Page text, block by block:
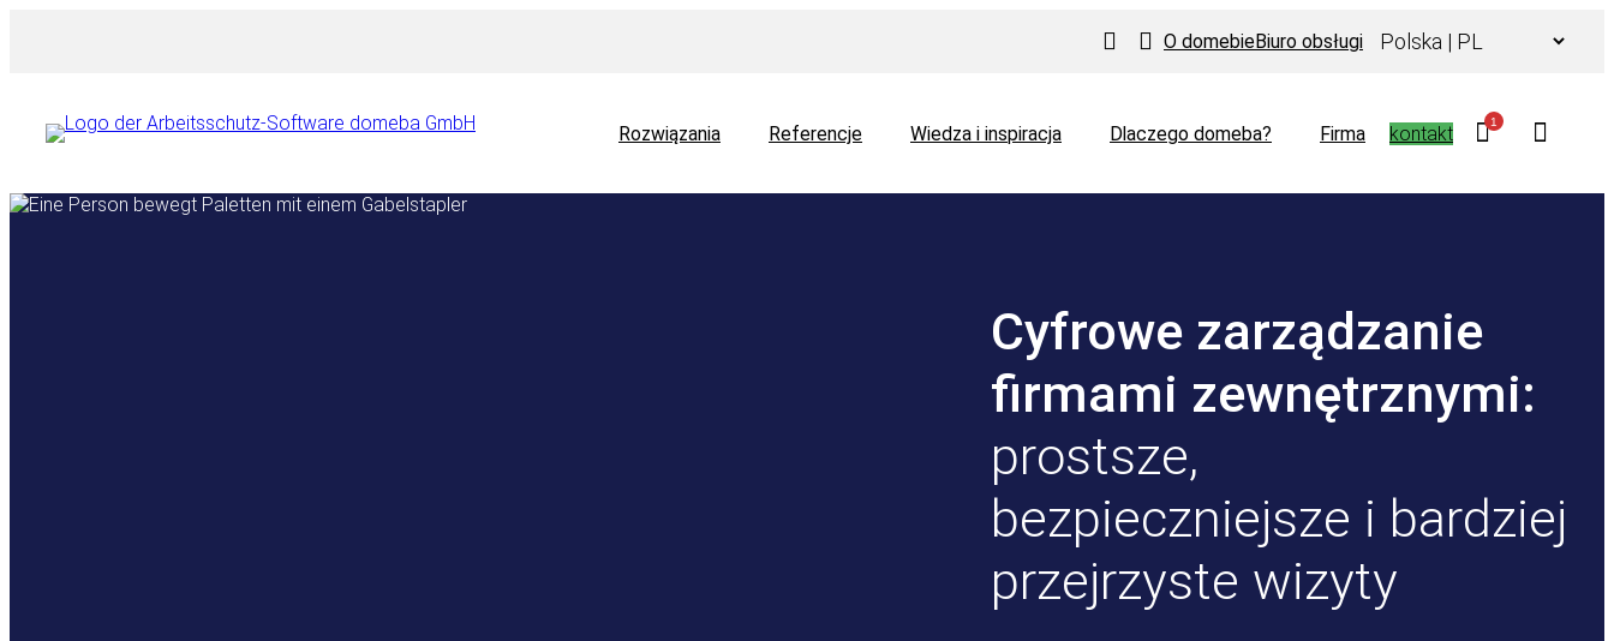
O domebieBiuro obsługijęzyk
Rozwiązania Referencje Wiedza i inspiracja Dlaczego domeba? Firma kontakt
1
Cyfrowe zarządzanie
firmami zewnętrznymi:
prostsze,
bezpieczniejsze i bardziej
przejrzyste wizyty